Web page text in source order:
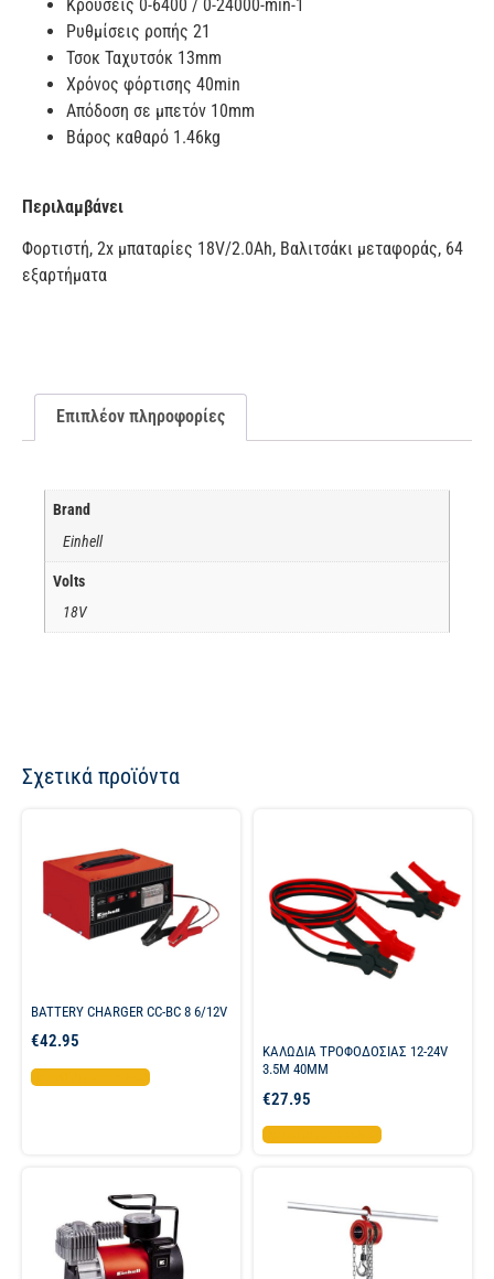
Κρούσεις 0-6400 / 0-24000-min-1
Ρυθμίσεις ροπής 21
Τσοκ Ταχυτσόκ 13mm
Χρόνος φόρτισης 40min
Απόδοση σε μπετόν 10mm
Βάρος καθαρό 1.46kg
Περιλαμβάνει
Φορτιστή, 2x μπαταρίες 18V/2.0Ah, Βαλιτσάκι μεταφοράς, 64
εξαρτήματα
Επιπλέον πληροφορίες
Brand
Einhell
Volts
18V
Σχετικά προϊόντα
BATTERY CHARGER CC-BC 8 6/12V
€42.95
Προσθήκη στο καλάθι
ΚΑΛΩΔΙΑ ΤΡΟΦΟΔΟΣΙΑΣ 12-24V
3.5M 40MM
€27.95
Προσθήκη στο καλάθι